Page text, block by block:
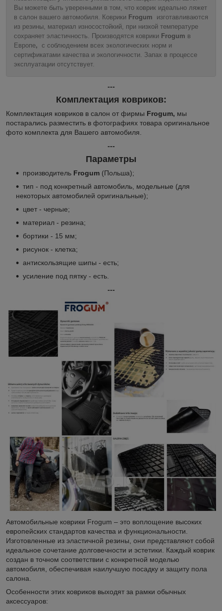
Вы можете быть уверенными в том, что коврик идеально ляжет
в салон вашего автомобиля. Коврики Frogum изготавливаются
из резины, материал износостойкий, при низкой температуре
сохраняет эластичность. Производятся коврики Frogum в
Европе, с соблюдением всех экологических норм и
сертификатами качества и экологичности. Запах в процессе
эксплуатации отсутствует.
---
Комплектация ковриков:
Комплектация ковриков в салон от фирмы Frogum, мы
постарались разместить в фотографиях товара оригинальное
фото комплекта для Вашего автомобиля.
---
Параметры
производитель Frogum (Польша);
тип - под конкретный автомобиль, модельные (для
некоторых автомобилей оригинальные);
цвет - черные;
материал - резина;
бортики - 15 мм;
рисунок - клетка;
антискользящие шипы - есть;
усиление под пятку - есть.
---
Автомобильные коврики Frogum – это воплощение высоких
европейских стандартов качества и функциональности.
Изготовленные из эластичной резины, они представляют собой
идеальное сочетание долговечности и эстетики. Каждый коврик
создан в точном соответствии с конкретной моделью
автомобиля, обеспечивая наилучшую посадку и защиту пола
салона.
Особенности этих ковриков выходят за рамки обычных
аксессуаров: